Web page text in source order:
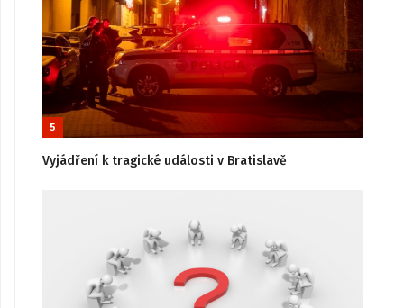
5
Vyjádření k tragické události v Bratislavě